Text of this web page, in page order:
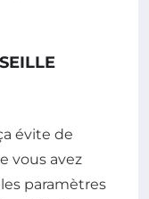
évite de
vous avez
paramètres